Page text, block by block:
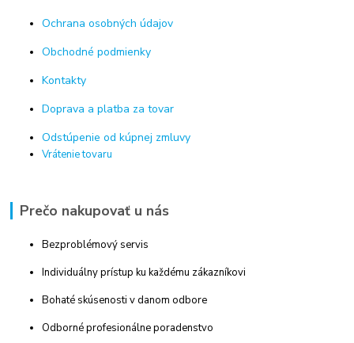
Ochrana osobných údajov
Obchodné podmienky
Kontakty
Doprava a platba za tovar
Odstúpenie od kúpnej zmluvy
Vrátenie tovaru
Prečo nakupovať u nás
Bezproblémový servis
Individuálny prístup ku každému zákazníkovi
Bohaté skúsenosti v danom odbore
Odborné profesionálne poradenstvo